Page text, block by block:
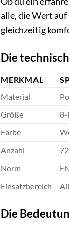
alle, die Wert
gleichzeitig
Die
MERKMAL
Material
Größe
Farbe
Anzahl
Norm
Einsatzbereich
Die